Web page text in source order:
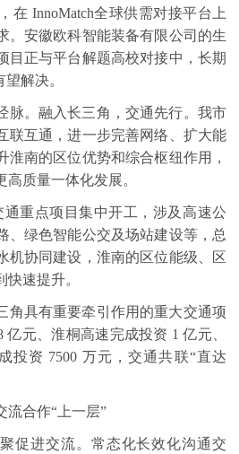
在 InnoMatch全球供需对接平台上
。安徽欧科智能装备有限公司的生
目正与平台解题高校对接中，长期
解决。
脉。融入长三角，交通先行。我市
联互通，进一步完善网络、扩大能
淮南的区位优势和综合枢纽作用，
质量一体化发展。
通重点项目集中开工，涉及高速公
、绿色智能公交及场站建设等，总
机协同建设，淮南的区位能级、区
速提升。
角具有重要牵引作用的重大交通项
亿元、淮桐高速完成投资 1亿元、
投资 7500 万元，交通共联“直达
流合作“上一层”
促进交流。常态化长效化沟通交